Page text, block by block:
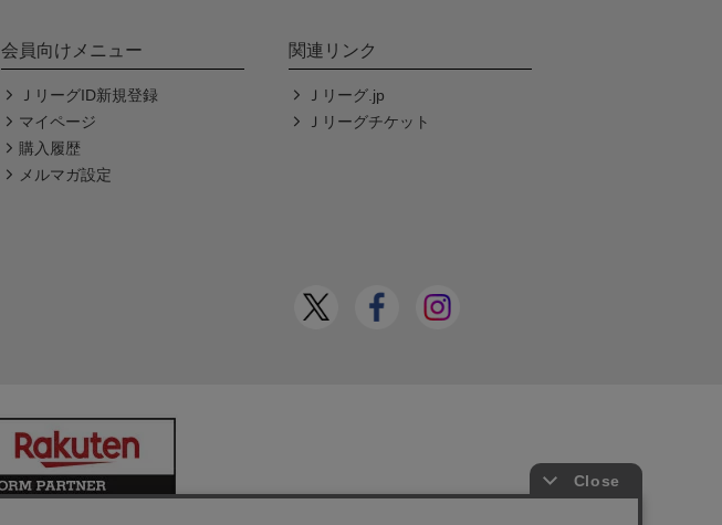
会員向けメニュー
ＪリーグID新規登録
マイページ
購入履歴
メルマガ設定
関連リンク
Ｊリーグ.jp
Ｊリーグチケット